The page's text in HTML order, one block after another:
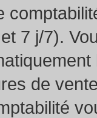
7 j/7).
de